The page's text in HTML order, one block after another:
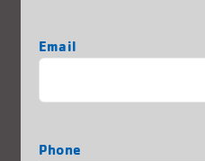
Email
Phone